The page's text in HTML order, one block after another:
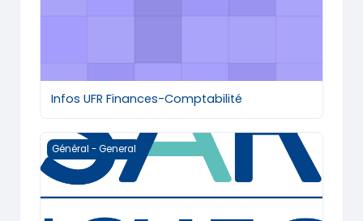
Infos UFR Finances-Comptabilité
Service d’aide à la réussite
Général - General